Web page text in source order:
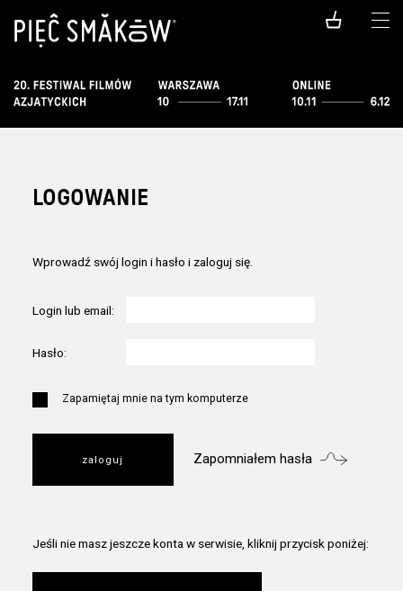
LOGOWANIE
Wprowadź swój login i hasło i zaloguj się.
Login lub email:
Hasło:
Zapamiętaj mnie na tym komputerze
Zapomniałem hasła
Jeśli nie masz jeszcze konta w serwisie, kliknij przycisk poniżej: